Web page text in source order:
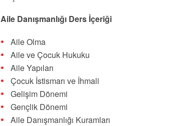
Aile Danışmanlığı Ders İçeriği
Aile Olma
Aile ve Çocuk Hukuku
Aile Yapıları
Çocuk İstismarı ve İhmali
Gelişim Dönemi
Gençlik Dönemi
Aile Danışmanlığı Kuramları